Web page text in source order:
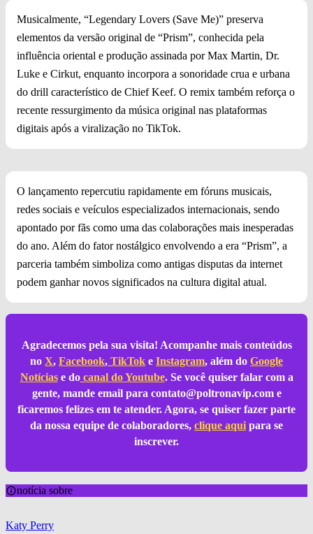
Musicalmente, “Legendary Lovers (Save Me)” preserva
elementos da versão original de “Prism”, conhecida pela
influência oriental e produção assinada por Max Martin, Dr.
Luke e Cirkut, enquanto incorpora a sonoridade crua e urbana
do drill característico de Chief Keef. O remix também reforça o
recente ressurgimento da música original nas plataformas
digitais após a viralização no TikTok.
O lançamento repercutiu rapidamente em fóruns musicais,
redes sociais e veículos especializados internacionais, sendo
apontado por fãs como uma das colaborações mais inesperadas
do ano. Além do fator nostálgico envolvendo a era “Prism”, a
parceria também simboliza como antigas disputas da internet
podem ganhar novos significados na cultura digital atual.
Agradecemos pela sua visita! Acompanhe mais conteúdos
no X, Facebook, TikTok e Instagram, além do Google
Notíciase docanal do Youtube. Se você quiser falar com a
gente, mande email para contato@poltronavip.come
ficaremos felizes em te atender. Agora, se quiser fazer parte
da nossa equipe de colaboradores, clique aqui para se
inscrever.
notícia sobre
Katy Perry